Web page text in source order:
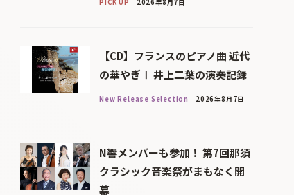
PICK UP 2026年8月7日
【CD】フランスのピアノ曲 近代
の華やぎⅠ 井上二葉の演奏記録
New Release Selection 2026年8月7日
N響メンバーも参加！ 第7回那須
クラシック音楽祭がまもなく開
幕